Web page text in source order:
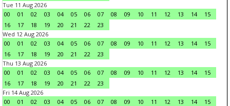
Tue 11 Aug 2026
00
01 02 03 04 05 06 07 08 09 10 11 12 13 14
15
16
17 18 19 20 21 22
23
Wed 12 Aug 2026
00
01 02 03 04 05 06 07 08 09 10 11 12 13 14
15
16
17 18 19 20 21 22
23
Thu 13 Aug 2026
00
01 02 03 04 05 06 07 08 09 10 11 12 13 14
15
16
17 18 19 20 21 22
23
Fri 14 Aug 2026
00
01 02 03 04 05 06 07 08 09 10 11 12 13 14
15